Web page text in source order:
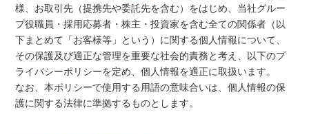
様、お取引先（提携先や委託先を含む）をはじめ、当社グルー
プ役職員・採用応募者・株主・投資家を含む全ての関係者（以
下まとめて「お客様等」という）に関する個人情報について、
その保護及び適正な管理を重要な社会的責務と考え、以下のプ
ライバシーポリシーを定め、個人情報を適正に取扱います。
なお、本ポリシーで使用する用語の意味合いは、個人情報の保
護に関する法律に準拠するものとします。